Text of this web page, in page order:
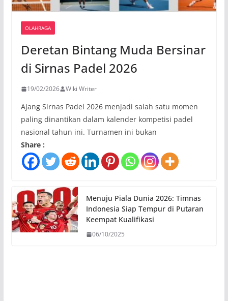
OLAHRAGA
Deretan Bintang Muda Bersinar
di Sirnas Padel 2026
19/02/2026 Wiki Writer
Ajang Sirnas Padel 2026 menjadi salah satu momen
paling dinantikan dalam kalender kompetisi padel
nasional tahun ini. Turnamen ini bukan
Share :
Menuju Piala Dunia 2026: Timnas
Indonesia Siap Tempur di Putaran
Keempat Kualifikasi
06/10/2025